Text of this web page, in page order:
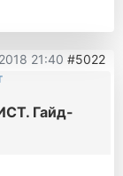
21:40 #5022
Гайд-